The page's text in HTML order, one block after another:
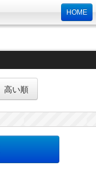
HOME
高い順